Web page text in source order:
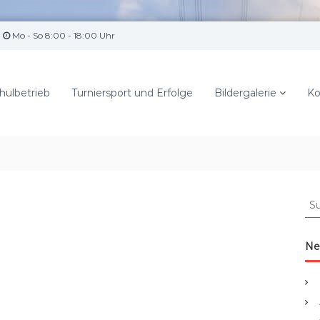
Mo - So 8:00 - 18:00 Uhr
Turniersport und Erfolge Bildergalerie
S
h
e
a
c